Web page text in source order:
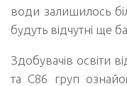
води залишилось
будуть відчутні ще
Здобувачів освіти
та С86 груп